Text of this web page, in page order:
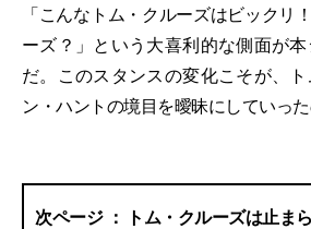
「こんなトム・クルーズはビック
ーズ？」という大喜利的な側面が
だ。このスタンスの変化こそが、
ン・ハントの境目を曖昧にしていった
トム・クルーズは止ま